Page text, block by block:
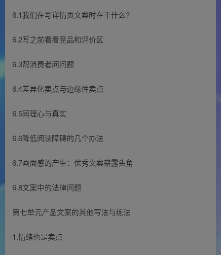
6.1我们在写详情页文案时在干什么?
6.2写之前看看竞品和评价区
6.3帮消费者问问题
6.4差异化卖点与边缘性卖点
6.5同理心与真实
6.6降低阅读障碍的几个办法
6.7画面感的产生：优秀文案崭露头角
6.8文案中的法律问题
第七单元产品文案的其他写法与练法
1.情绪也是卖点